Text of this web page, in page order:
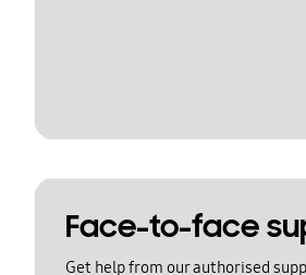
Face-to-face
Get help from our authorised